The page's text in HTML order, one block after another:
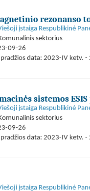
rezonanso
įstaiga Respublikinė
sektorius
09-26
data: 2023-IV ketv. -
sistemos
įstaiga Respublikinė
sektorius
09-26
data: 2023-IV ketv. -
įstaiga Respublikinė